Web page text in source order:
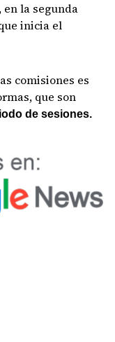
la segunda
inicia el
comisiones es
que son
de sesiones.